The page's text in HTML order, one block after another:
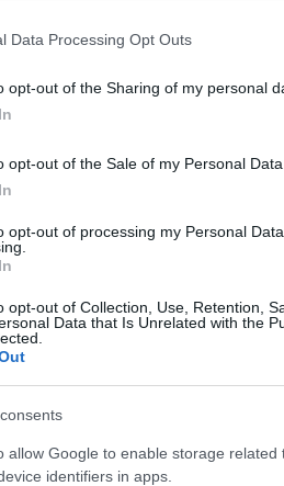
Data Processing Opt Outs
opt-out of the Sharing of my personal
opt-out of the Sale of my Personal Data.
opt-out of processing my Personal
opt-out of Collection, Use, Retention,
Data that Is Unrelated with the
allow Google to enable storage
identifiers in apps.
γίνεται όλο και πιο
οικειοθελείς
)αναφέρουν ότι ο βρίσκεται
επεισόδιο ο ηθοποιός
οροί, ενώ η πίεσή του
συνθήκες του
να τρέφεται ως βίγκαν
μπορεί να σταθεί όρθιος.